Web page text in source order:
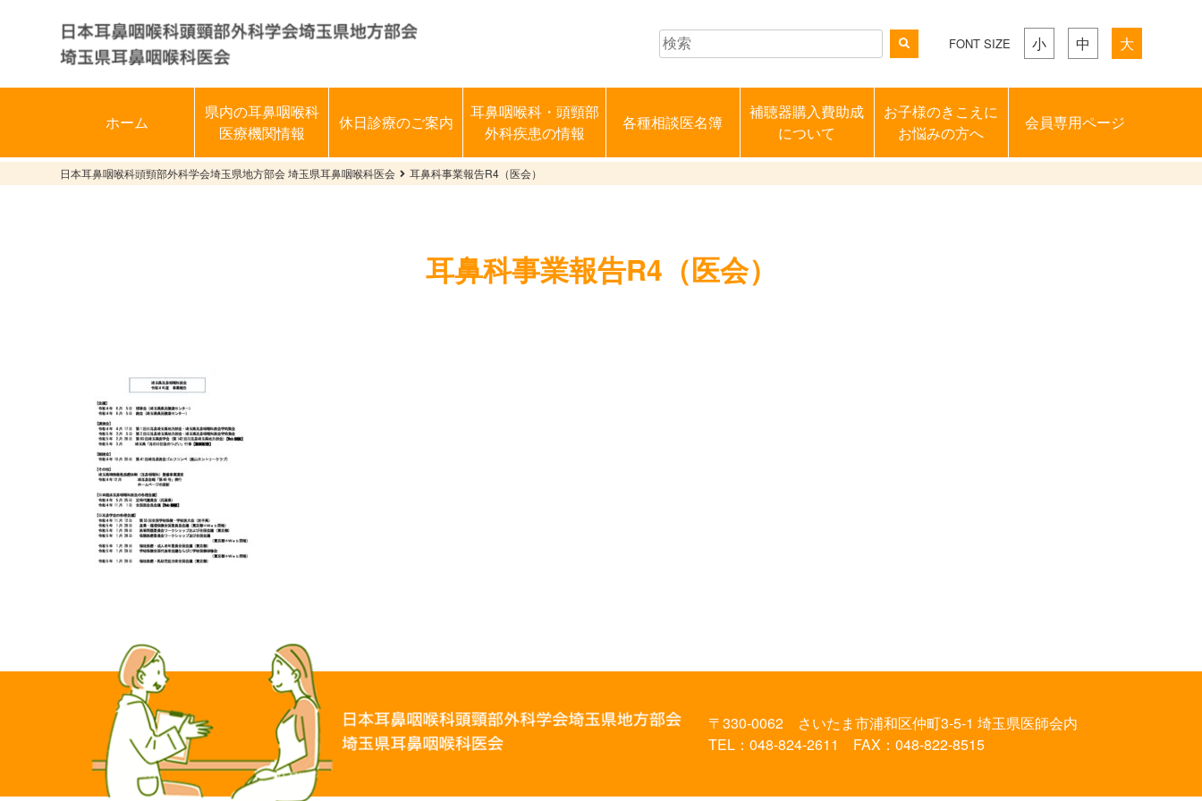
FONT SIZE 小 中 大
ホーム
県内の耳鼻咽喉科
医療機関情報
休日診療のご案内
耳鼻咽喉科・頭頸部
外科疾患の情報
各種相談医名簿
補聴器購入費助成
について
お子様のきこえに
お悩みの方へ
会員専用ページ
日本耳鼻咽喉科頭頸部外科学会埼玉県地方部会 埼玉県耳鼻咽喉科医会 耳鼻科事業報告R4（医会）
耳鼻科事業報告R4（医会）
〒330-0062 さいたま市浦和区仲町3-5-1 埼玉県医師会内
TEL：048-824-2611 FAX：048-822-8515